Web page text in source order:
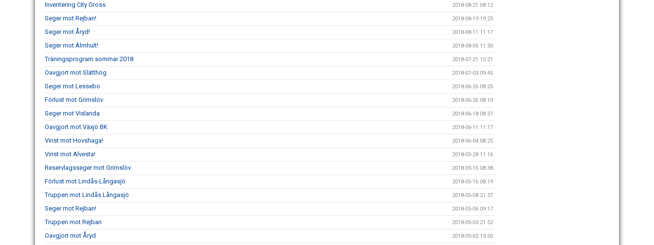
Inventering City Gross 2018-08-21 08:12
Seger mot Rejban! 2018-08-19 19:25
Seger mot Åryd! 2018-08-11 11:17
Seger mot Älmhult! 2018-08-05 11:30
Träningsprogram sommar 2018 2018-07-21 15:21
Oavgjort mot Slätthög 2018-07-03 09:45
Seger mot Lessebo 2018-06-26 08:25
Förlust mot Grimslöv 2018-06-26 08:10
Seger mot Vislanda 2018-06-18 08:37
Oavgjort mot Växjö BK 2018-06-11 11:17
Vinst mot Hovshaga! 2018-06-04 08:25
Vinst mot Alvesta! 2018-05-28 11:16
Reservlagsseger mot Grimslöv 2018-05-16 08:38
Förlust mot Lindås-Långasjö 2018-05-16 08:19
Truppen mot Lindås Långasjö 2018-05-08 21:37
Seger mot Rejban! 2018-05-06 09:17
Truppen mot Rejban 2018-05-03 21:52
Oavgjort mot Åryd 2018-05-02 13:50